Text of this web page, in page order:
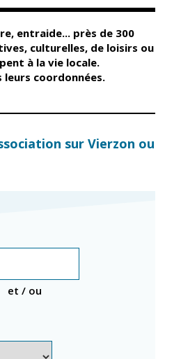
Enfance et
éducation
Guichet unique
enfance
entraide... près de 300
culturelles, de loisirs ou
à la vie locale.
coordonnées.
sur Vierzon ou
et / ou